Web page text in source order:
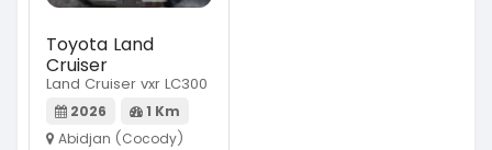
Toyota Land
Cruiser
Land Cruiser vxr LC300
2026
1 Km
Abidjan (Cocody)